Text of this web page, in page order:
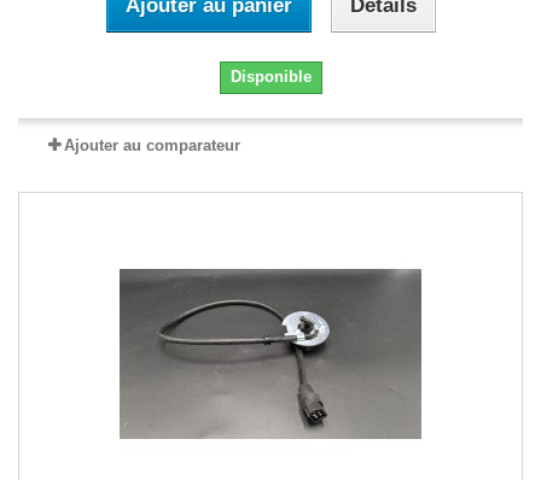
Ajouter au panier Détails
Disponible
Ajouter au comparateur